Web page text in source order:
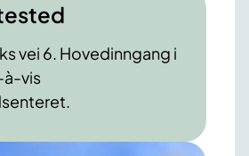
vei 6. Hovedinngang i
à-vis